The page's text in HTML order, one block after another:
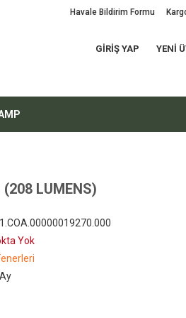
GİRİŞ YAP YENİ
Havale Bildirim Formu
(208 LUMENS)
Yok